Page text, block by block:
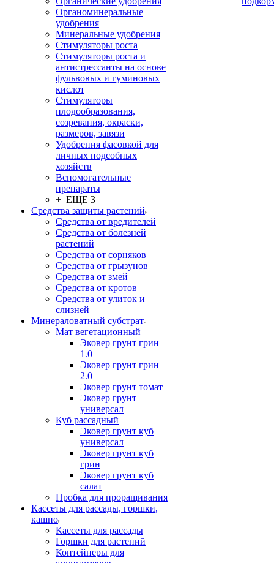
Органоминеральные
удобрения
Минеральные удобрения
Стимуляторы роста
Стимуляторы роста и
антистрессанты на основе
фульвовых и гуминовых
кислот
Стимуляторы
плодообразования,
созревания, окраски,
размеров, завязи
Удобрения фасовкой для
личных подсобных
хозяйств
Вспомогательные
препараты
+ ЕЩЕ 3
Средства защиты растений
Средства от вредителей
Средства от болезней
растений
Средства от сорняков
Средства от грызунов
Средства от змей
Средства от кротов
Средства от улиток и
слизней
Минераловатный субстрат
Мат вегетационный
Эковер грунт грин
1.0
Эковер грунт грин
2.0
Эковер грунт томат
Эковер грунт
универсал
Куб рассадный
Эковер грунт куб
универсал
Эковер грунт куб
грин
Эковер грунт куб
салат
Пробка для проращивания
Кассеты для рассады, горшки,
кашпо
Кассеты для рассады
Горшки для растений
Контейнеры для